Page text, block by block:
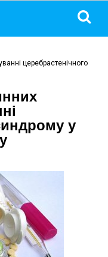
церебрастенічного
у